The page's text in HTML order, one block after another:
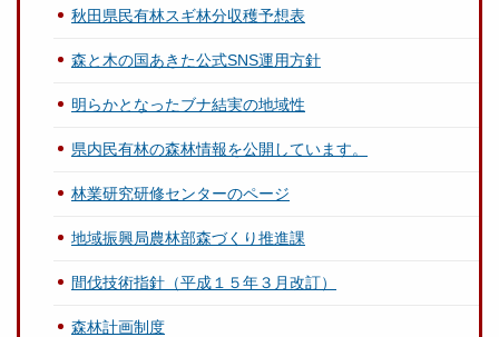
秋田県民有林スギ林分収穫予想表
森と木の国あきた公式SNS運用方針
明らかとなったブナ結実の地域性
県内民有林の森林情報を公開しています。
林業研究研修センターのページ
地域振興局農林部森づくり推進課
間伐技術指針（平成１５年３月改訂）
森林計画制度